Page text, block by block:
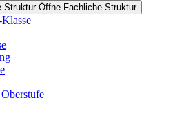
Struktur Öffne Fachliche Struktur